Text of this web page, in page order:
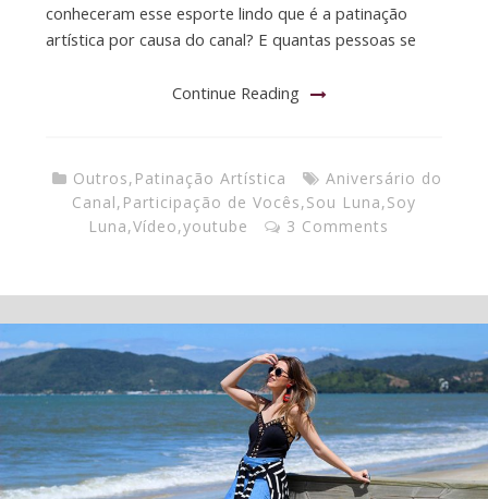
conheceram esse esporte lindo que é a patinação
artística por causa do canal? E quantas pessoas se
Continue Reading
Outros, Patinação Artística
Aniversário do
Canal, Participação de Vocês,Sou Luna,Soy
Luna,Vídeo,youtube 3 Comments